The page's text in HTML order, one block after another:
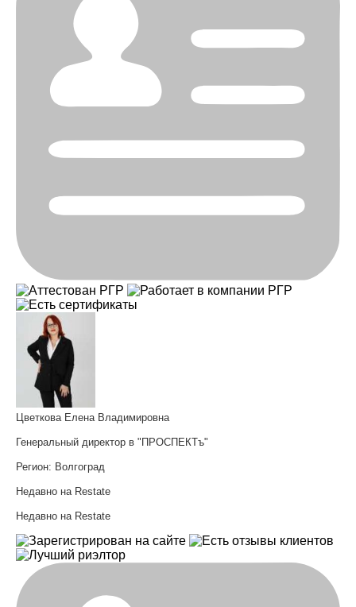
Цветкова Елена Владимировна
Генеральный директор в "ПРОСПЕКТъ"
Регион: Волгоград
Недавно на Restate
Недавно на Restate